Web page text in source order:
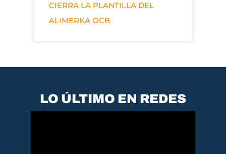
CIERRA LA PLANTILLA DEL
ALIMERKA OCB
LO ÚLTIMO EN REDES